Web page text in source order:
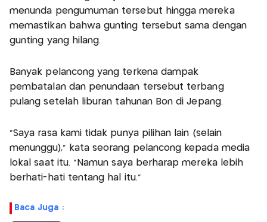
menunda pengumuman tersebut hingga mereka
memastikan bahwa gunting tersebut sama dengan
gunting yang hilang.
Banyak pelancong yang terkena dampak
pembatalan dan penundaan tersebut terbang
pulang setelah liburan tahunan Bon di Jepang.
“Saya rasa kami tidak punya pilihan lain (selain
menunggu),” kata seorang pelancong kepada media
lokal saat itu. “Namun saya berharap mereka lebih
berhati-hati tentang hal itu.”
Baca Juga :